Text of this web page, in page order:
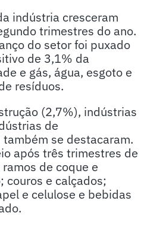
indústria cresceram
trimestres do ano.
do setor foi puxado
de 3,1% da
e gás, água, esgoto e
resíduos.
(2,7%), indústrias
de
se destacaram.
após três trimestres de
de coque e
couros e calçados;
e celulose e bebidas